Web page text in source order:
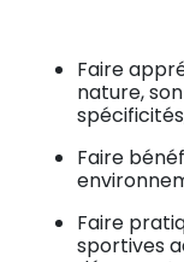
Faire
nature,
Faire
Faire
sportives